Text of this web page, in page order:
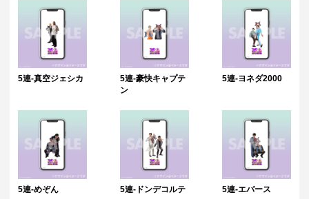
5連-真空ジェシカ
5連-豪快キャプテ
ン
5連-ヨネダ2000
5連-めぞん 5連-ドンデコルテ 5連-エバース